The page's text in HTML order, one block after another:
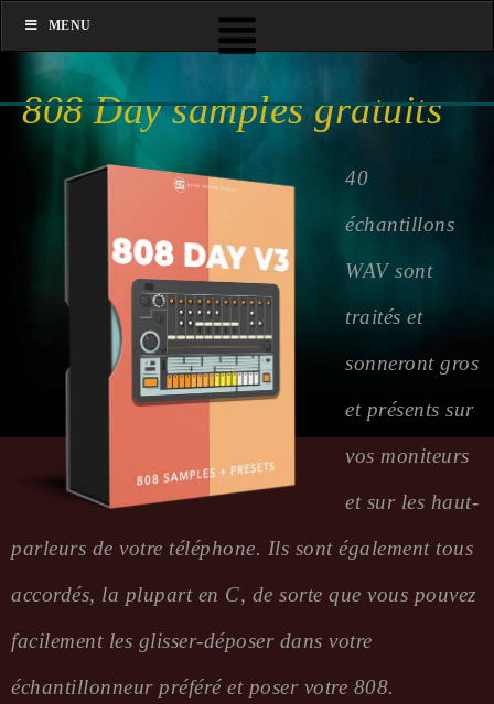
808 Day samples gratuits
40
échantillons
WAV sont
traités et
sonneront gros
et présents sur
vos moniteurs
et sur les haut-
parleurs de votre téléphone. Ils sont également tous
accordés, la plupart en C, de sorte que vous pouvez
facilement les glisser-déposer dans votre
échantillonneur préféré et poser votre 808.
MENU